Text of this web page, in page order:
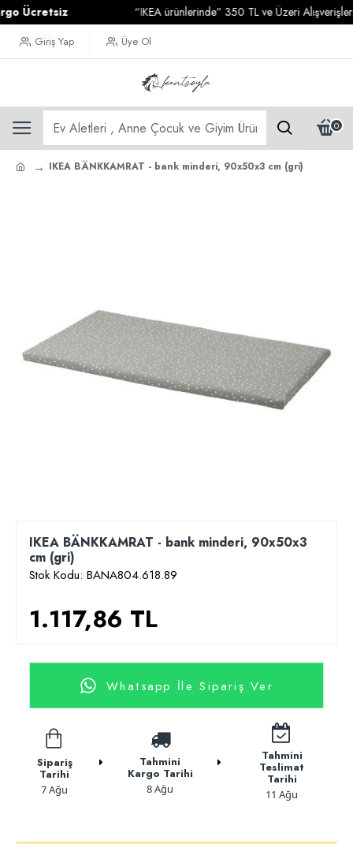
“IKEA ürünlerinde” 350 TL ve Üzeri
Giriş Yap Üye Ol
0
IKEA BÄNKKAMRAT - bank minderi, 90x50x3 cm (gri)
IKEA BÄNKKAMRAT - bank minderi, 90x50x3
cm (gri)
Stok Kodu: BANA804.618.89
1.117,86 TL
Whatsapp İle Sipariş Ver
Sipariş
Tarihi
7 Ağu
Tahmini
Kargo Tarihi
8 Ağu
Tahmini
Teslimat
Tarihi
11 Ağu